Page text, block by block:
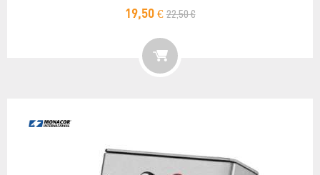
19,50 €22,50 €